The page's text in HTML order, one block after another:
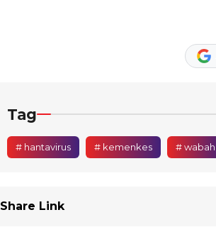
Tag
# hantavirus # kemenkes # wabah
Share Link